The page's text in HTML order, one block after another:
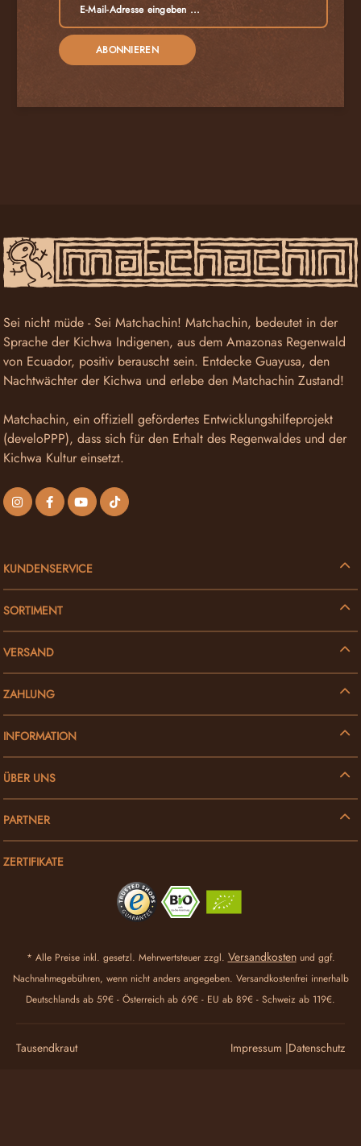
ABONNIEREN
Sei nicht müde - Sei Matchachin! Matchachin, bedeutet in der
Sprache der Kichwa Indigenen, aus dem Amazonas Regenwald
von Ecuador, positiv berauscht sein. Entdecke Guayusa, den
Nachtwächter der Kichwa und erlebe den Matchachin Zustand!
Matchachin, ein offiziell gefördertes Entwicklungshilfeprojekt
(develoPPP), dass sich für den Erhalt des Regenwaldes und der
Kichwa Kultur einsetzt.
KUNDENSERVICE
SORTIMENT
VERSAND
ZAHLUNG
INFORMATION
ÜBER UNS
PARTNER
ZERTIFIKATE
* Alle Preise inkl. gesetzl. Mehrwertsteuer zzgl. Versandkostenund ggf.
Nachnahmegebühren, wenn nicht anders angegeben. Versandkostenfrei innerhalb
Deutschlands ab 59€ - Österreich ab 69€ - EU ab 89€ - Schweiz ab 119€.
Tausendkraut Datenschutz
Impressum |